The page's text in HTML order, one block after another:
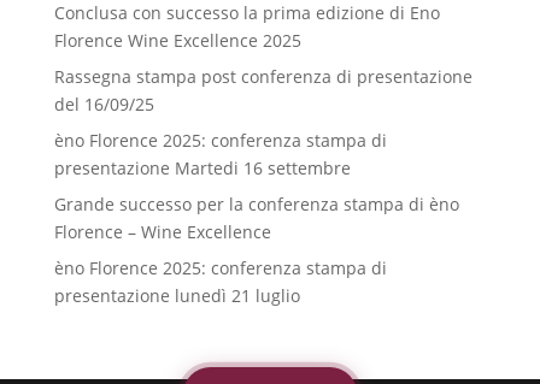
Conclusa con successo la prima edizione di Eno
Florence Wine Excellence 2025
Rassegna stampa post conferenza di presentazione
del 16/09/25
èno Florence 2025: conferenza stampa di
presentazione Martedi 16 settembre
Grande successo per la conferenza stampa di èno
Florence – Wine Excellence
èno Florence 2025: conferenza stampa di
presentazione lunedì 21 luglio